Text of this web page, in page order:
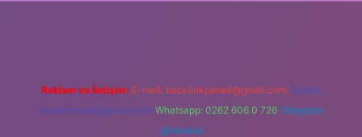
Reklam ve İletişim: E-mail: backlinkpaneli@gmail.com Teams:
forumhizmeti@gmail.com Whatsapp: 0262 606 0 726 Telegram:
@karabul